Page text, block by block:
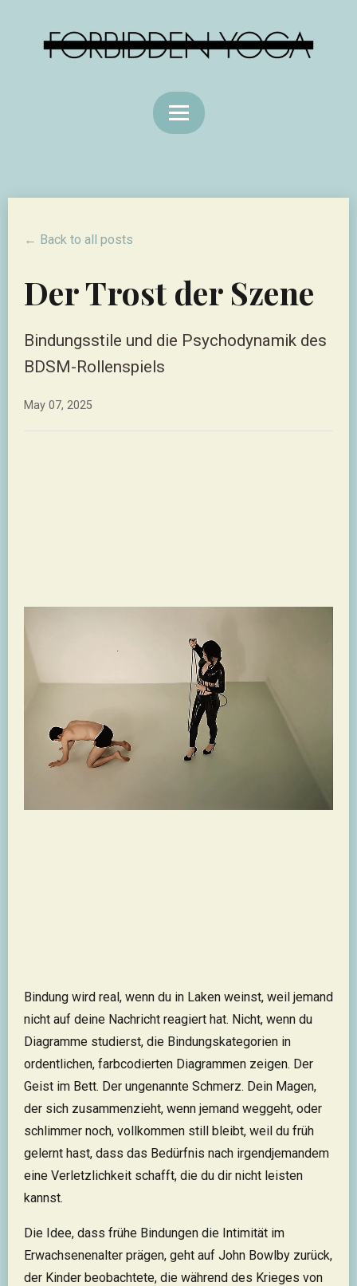
← Back to all posts
Der Trost der Szene
Bindungsstile und die Psychodynamik des
BDSM-Rollenspiels
May 07, 2025
Bindung wird real, wenn du in Laken weinst, weil jemand
nicht auf deine Nachricht reagiert hat. Nicht, wenn du
Diagramme studierst, die Bindungskategorien in
ordentlichen, farbcodierten Diagrammen zeigen. Der
Geist im Bett. Der ungenannte Schmerz. Dein Magen,
der sich zusammenzieht, wenn jemand weggeht, oder
schlimmer noch, vollkommen still bleibt, weil du früh
gelernt hast, dass das Bedürfnis nach irgendjemandem
eine Verletzlichkeit schafft, die du dir nicht leisten
kannst.
Die Idee, dass frühe Bindungen die Intimität im
Erwachsenenalter prägen, geht auf John Bowlby zurück,
der Kinder beobachtete, die während des Krieges von